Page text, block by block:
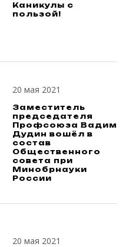
Каникулы с
пользой!
20 мая 2021
Заместитель
председателя
Профсоюза Вадим
Дудин вошёл в
состав
Общественного
совета при
Минобрнауки
России
20 мая 2021